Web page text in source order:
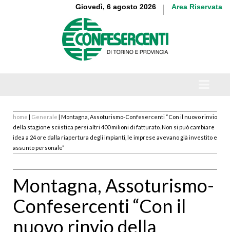
Giovedì, 6 agosto 2026 Area Riservata
home | Generale | Montagna, Assoturismo-Confesercenti “Con il nuovo rinvio
della stagione sciistica persi altri 400 milioni di fatturato. Non si può cambiare
idea a 24 ore dalla riapertura degli impianti, le imprese avevano già investito e
assunto personale”
Montagna, Assoturismo-
Confesercenti “Con il
nuovo rinvio della